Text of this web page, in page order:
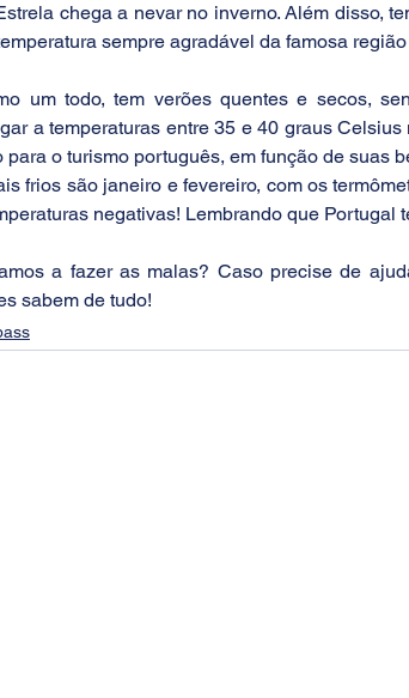
chega a nevar no inverno. Além disso,
sempre agradável da famosa
um todo, tem verões quentes e secos,
a temperaturas entre 35 e 40 graus
para o turismo português, em função de suas
frios são janeiro e fevereiro, com os
negativas! Lembrando que Portugal
a fazer as malas? Caso precise de
sabem de tudo!